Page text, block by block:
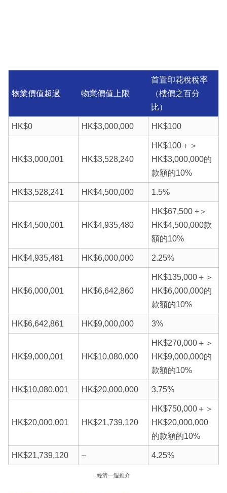
物業價值超過 物業價值上限
首置印花稅稅率
（樓價之百分
比）
HK$0 HK$3,000,000 HK$100
HK$3,000,001 HK$3,528,240
HK$100＋＞
HK$3,000,000的
款額的10%
HK$3,528,241 HK$4,500,000 1.5%
HK$4,500,001 HK$4,935,480
HK$67,500 +＞
HK$4,500,000款
額的10%
HK$4,935,481 HK$6,000,000 2.25%
HK$6,000,001 HK$6,642,860
HK$135,000＋＞
HK$6,000,000的
款額的10%
HK$6,642,861 HK$9,000,000 3%
HK$9,000,001 HK$10,080,000
HK$270,000＋＞
HK$9,000,000的
款額的10%
HK$10,080,001 HK$20,000,000 3.75%
HK$20,000,001 HK$21,739,120
HK$750,000＋＞
HK$20,000,000
的款額的10%
HK$21,739,120 – 4.25%
經濟一週推介